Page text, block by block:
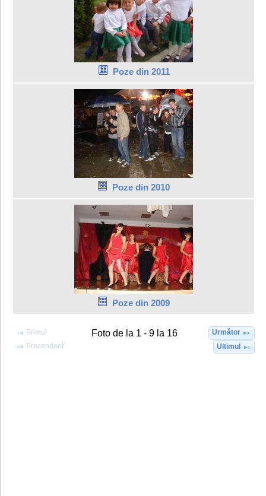
Poze din 2011
Poze din 2010
Poze din 2009
Primul
Precendent
Foto de la 1 - 9 la 16
Următor
Ultimul